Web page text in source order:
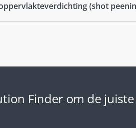
(shot
Finder om de